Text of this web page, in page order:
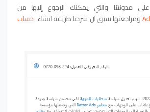
على مدونتنا والتي يمكنك الرجوع إليها من
ومراجعتهاسبق ان شرحناطريقة انشاء حساب